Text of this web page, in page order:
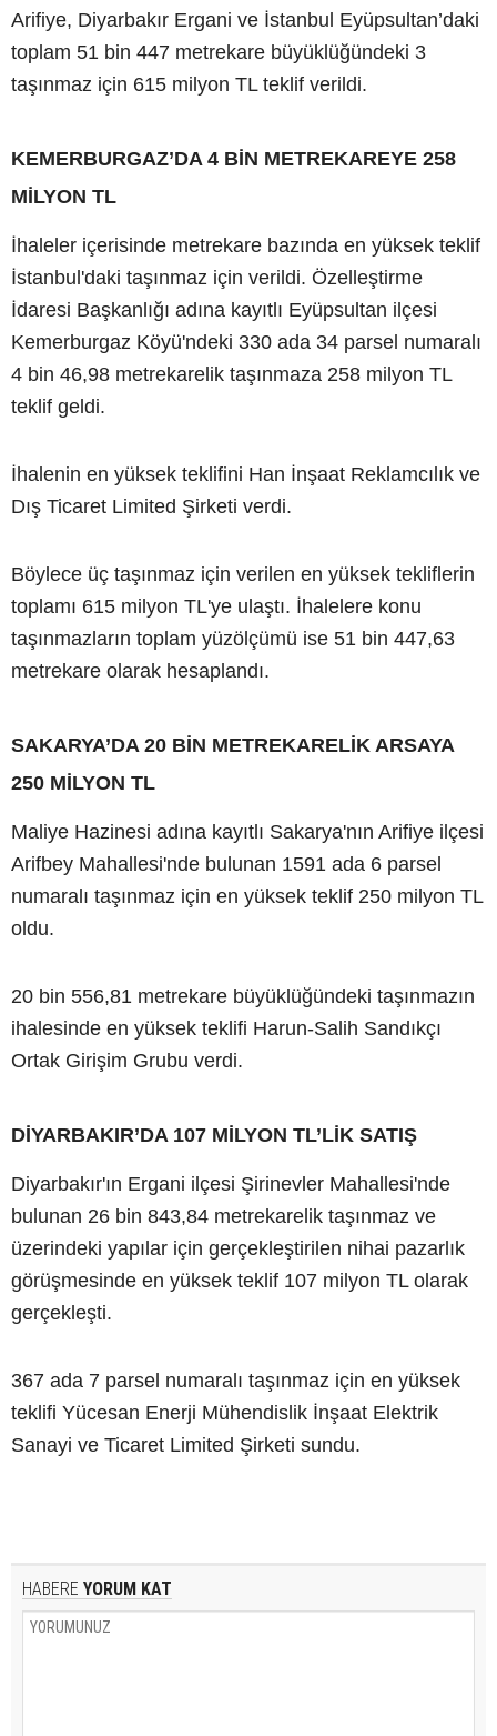
Arifiye, Diyarbakır Ergani ve İstanbul Eyüpsultan’daki
toplam 51 bin 447 metrekare büyüklüğündeki 3
taşınmaz için 615 milyon TL teklif verildi.
KEMERBURGAZ’DA 4 BİN METREKAREYE 258
MİLYON TL
İhaleler içerisinde metrekare bazında en yüksek teklif
İstanbul'daki taşınmaz için verildi. Özelleştirme
İdaresi Başkanlığı adına kayıtlı Eyüpsultan ilçesi
Kemerburgaz Köyü'ndeki 330 ada 34 parsel numaralı
4 bin 46,98 metrekarelik taşınmaza 258 milyon TL
teklif geldi.
İhalenin en yüksek teklifini Han İnşaat Reklamcılık ve
Dış Ticaret Limited Şirketi verdi.
Böylece üç taşınmaz için verilen en yüksek tekliflerin
toplamı 615 milyon TL'ye ulaştı. İhalelere konu
taşınmazların toplam yüzölçümü ise 51 bin 447,63
metrekare olarak hesaplandı.
SAKARYA’DA 20 BİN METREKARELİK ARSAYA
250 MİLYON TL
Maliye Hazinesi adına kayıtlı Sakarya'nın Arifiye ilçesi
Arifbey Mahallesi'nde bulunan 1591 ada 6 parsel
numaralı taşınmaz için en yüksek teklif 250 milyon TL
oldu.
20 bin 556,81 metrekare büyüklüğündeki taşınmazın
ihalesinde en yüksek teklifi Harun-Salih Sandıkçı
Ortak Girişim Grubu verdi.
DİYARBAKIR’DA 107 MİLYON TL’LİK SATIŞ
Diyarbakır'ın Ergani ilçesi Şirinevler Mahallesi'nde
bulunan 26 bin 843,84 metrekarelik taşınmaz ve
üzerindeki yapılar için gerçekleştirilen nihai pazarlık
görüşmesinde en yüksek teklif 107 milyon TL olarak
gerçekleşti.
367 ada 7 parsel numaralı taşınmaz için en yüksek
teklifi Yücesan Enerji Mühendislik İnşaat Elektrik
Sanayi ve Ticaret Limited Şirketi sundu.
HABERE YORUM KAT